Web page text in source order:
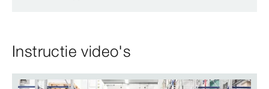
Instructie video's